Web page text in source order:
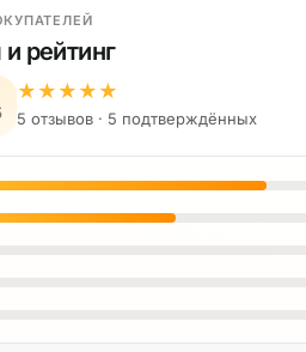
рейтинг
★ ★ ★ ★ ★
5 отзывов · 5 подтверждённых